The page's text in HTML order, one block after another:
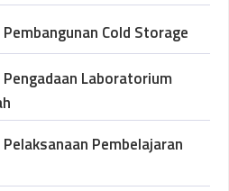
Cold Storage
Laboratorium
Pembelajaran